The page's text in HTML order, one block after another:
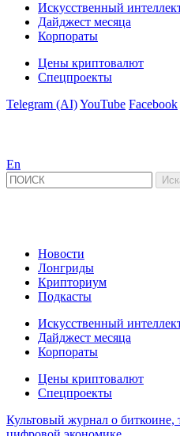
Искусственный
Дайджест месяца
Корпораты
Цены криптовалют
Спецпроекты
Telegram (AI)YouTube Facebook
En
Новости
Лонгриды
Крипториум
Подкасты
Искусственный
Дайджест месяца
Корпораты
Цены криптовалют
Спецпроекты
Культовый журнал о биткоине,